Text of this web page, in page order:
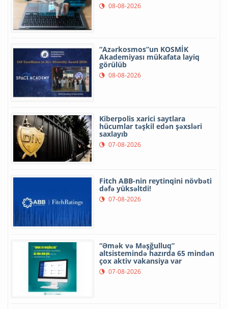
08-08-2026
“Azərkosmos”un KOSMİK
Akademiyası mükafata layiq
görülüb
08-08-2026
Kiberpolis xarici saytlara
hücumlar təşkil edən şəxsləri
saxlayıb
07-08-2026
Fitch ABB-nin reytinqini növbəti
dəfə yüksəltdi!
07-08-2026
“Əmək və Məşğulluq”
altsistemində hazırda 65 mindən
çox aktiv vakansiya var
07-08-2026